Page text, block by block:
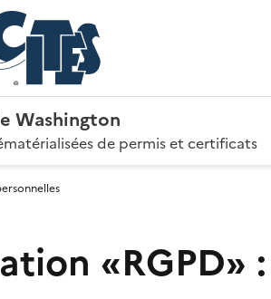
Washington
de permis et certificats
«RGPD»